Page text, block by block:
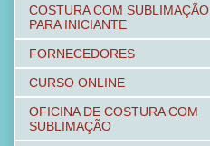
COSTURA COM SUBLIMAÇÃO
PARA INICIANTE
FORNECEDORES
CURSO ONLINE
OFICINA DE COSTURA COM
SUBLIMAÇÃO